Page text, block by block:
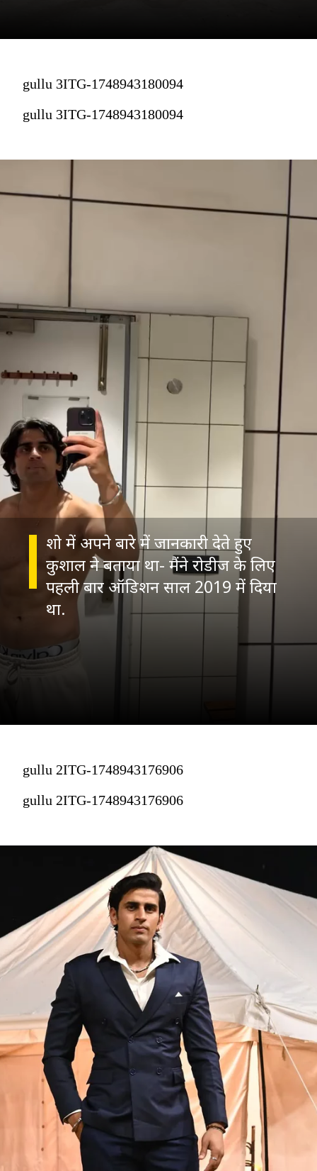
gullu 3ITG-1748943180094
gullu 3ITG-1748943180094
शो में अपने बारे में जानकारी देते हुए
कुशाल ने बताया था- मैंने रोडीज के लिए
पहली बार ऑडिशन साल 2019 में दिया
था.
gullu 2ITG-1748943176906
gullu 2ITG-1748943176906